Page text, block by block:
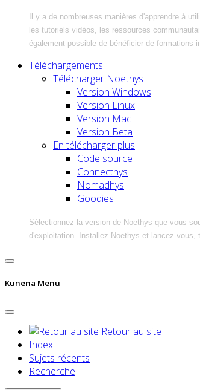
Il y a de nombreuses manières d'apprendre à
les tutoriels vidéos, les ressources
également possible de bénéficier de formations
Téléchargements
Télécharger Noethys
Version Windows
Version Linux
Version Mac
Version Beta
En télécharger plus
Code source
Connecthys
Nomadhys
Goodies
Sélectionnez la version de Noethys que vous
d'exploitation. Installez Noethys et lancez-vous,
Kunena Menu
Retour au site
Index
Sujets récents
Recherche